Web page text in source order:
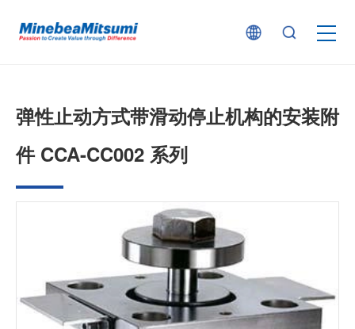
按行业用途查找
行业解决方案
新闻
弹性止动方式带滑动停止机构的安装附
件 CCA-CC002 系列